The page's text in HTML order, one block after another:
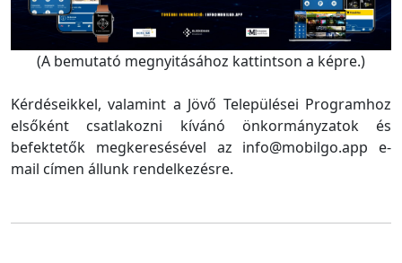
(A bemutató megnyitásához kattintson a képre.)
Kérdéseikkel, valamint a Jövő Települései Programhoz
elsőként csatlakozni kívánó önkormányzatok és
befektetők megkeresésével az info@mobilgo.app e-
mail címen állunk rendelkezésre.